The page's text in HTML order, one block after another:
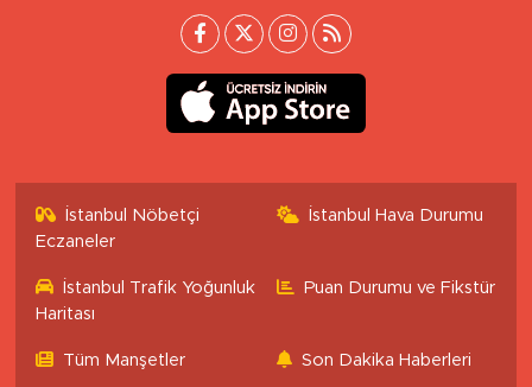
İstanbul Nöbetçi
Eczaneler
İstanbul Hava Durumu
İstanbul Trafik Yoğunluk
Haritası
Puan Durumu ve Fikstür
Tüm Manşetler Son Dakika Haberleri